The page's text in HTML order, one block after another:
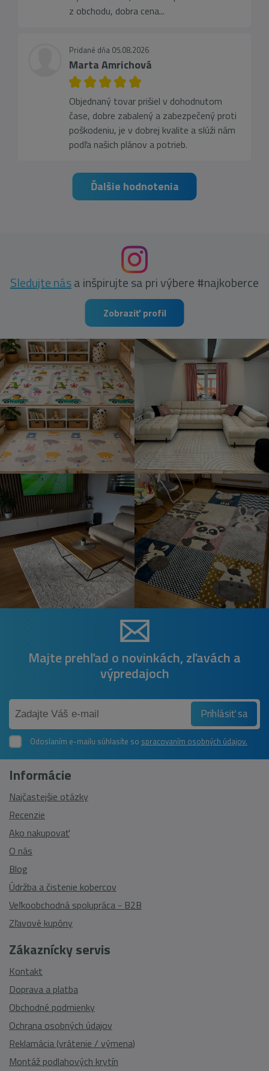
z obchodu, dobra cena...
Pridané dňa 05.08.2026
Marta Amrichová
Objednaný tovar prišiel v dohodnutom
čase, dobre zabalený a zabezpečený proti
poškodeniu, je v dobrej kvalite a slúži nám
podľa našich plánov a potrieb.
Ďalšie hodnotenia
Sledujte nása inšpirujte sa pri výbere #najkoberce
Zobraziť profil
Majte prehľad o novinkách, zľavách a
výpredajoch
Prihlásiť sa
Odoslaním e-mailu súhlasíte so spracovaním osobných údajov.
Zákaznícky servis
Kontakt
Doprava a platba
Obchodné podmienky
Ochrana osobných údajov
Reklamácia (vrátenie / výmena)
Montáž podlahových krytín
Informácie
Najčastejšie otázky
Recenzie
Ako nakupovať
O nás
Blog
Údržba a čistenie kobercov
Veľkoobchodná spolupráca - B2B
Zľavové kupóny